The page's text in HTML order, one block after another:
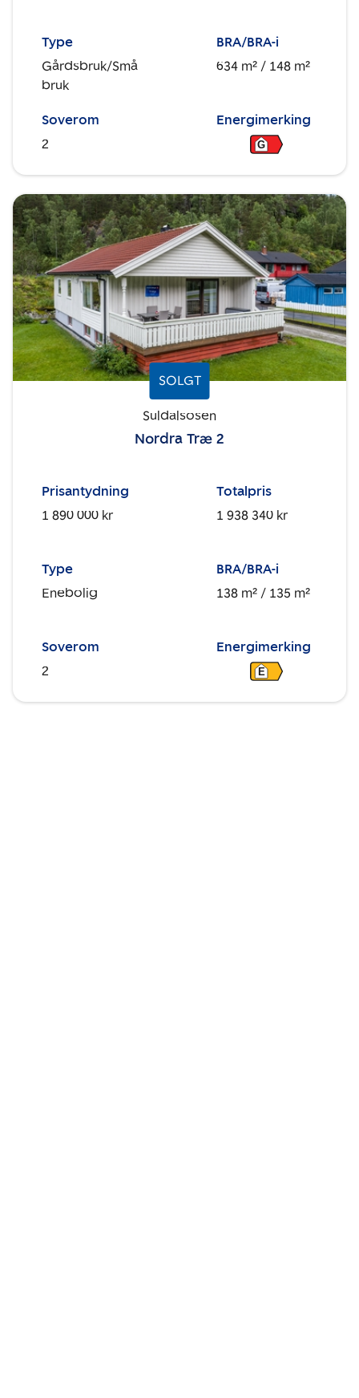
Type
Gårdsbruk/Små
bruk
BRA/BRA-i
634 m² / 148 m²
Soverom
2
Energimerking
G
SOLGT
Suldalsosen
Nordra Træ 2
Prisantydning
1 890 000 kr
Totalpris
1 938 340 kr
Type
Enebolig
BRA/BRA-i
138 m² / 135 m²
Soverom
2
Energimerking
E